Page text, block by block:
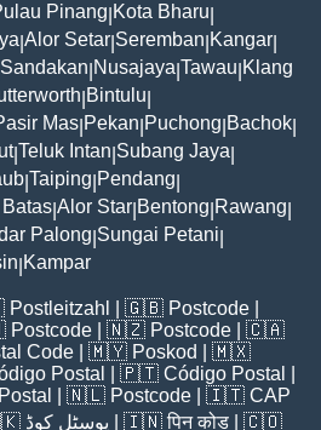
Pinang Kota Bharu
Alor Setar Seremban Kangar
Sandakan Nusajaya Tawau Klang
Bintulu
Mas Pekan Puchong Bachok
|Teluk Intan Subang Jaya
Taiping Pendang
Alor Star Bentong Rawang
Palong Sungai Petani
Kampar
Postleitzahl | 🇬🇧 Postcode
Postcode | 🇳🇿 Postcode | 🇨🇦
Code | 🇲🇾 Poskod
| 🇲🇽
Postal | 🇵🇹 Código Postal
| 🇳🇱 Postcode | 🇮🇹 CAP
پوسٹل کوڈ | 🇮🇳पिन कोड | 🇨🇴